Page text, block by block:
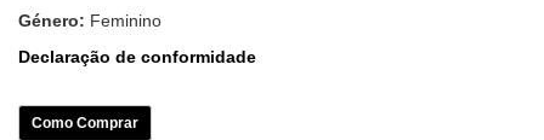
Género: Feminino
Declaração de conformidade
Como Comprar